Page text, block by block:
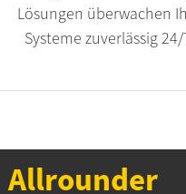
Lösungen überwachen
Systeme zuverlässig 24/
Allrounder